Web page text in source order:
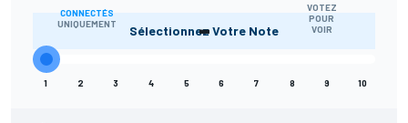
CONNECTÉS
UNIQUEMENT
-
VOTEZ
POUR
VOIR
Sélectionnez Votre Note
1 2 3 4 5 6 7 8 9 10